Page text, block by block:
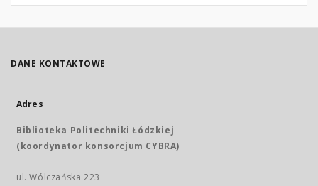
DANE KONTAKTOWE
Adres
Biblioteka Politechniki Łódzkiej
(koordynator konsorcjum CYBRA)
ul. Wólczańska 223